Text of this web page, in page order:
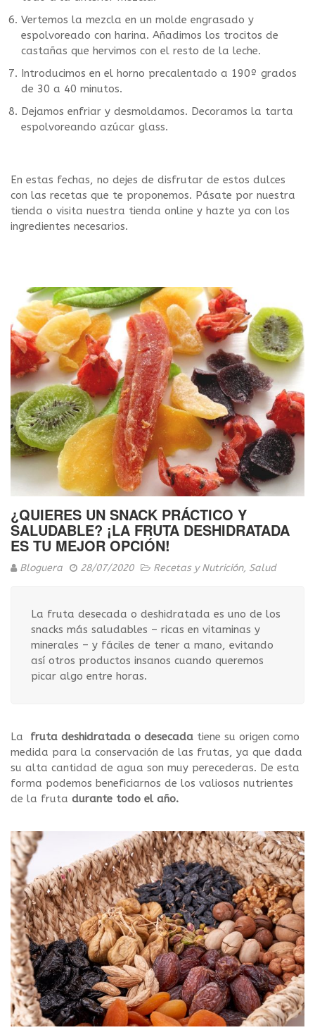
Vertemos la mezcla en un molde engrasado y
espolvoreado con harina. Añadimos los trocitos de
castañas que hervimos con el resto de la leche.
Introducimos en el horno precalentado a 190º grados
de 30 a 40 minutos.
Dejamos enfriar y desmoldamos. Decoramos la tarta
espolvoreando azúcar glass.
En estas fechas, no dejes de disfrutar de estos dulces
con las recetas que te proponemos. Pásate por nuestra
tienda o visita nuestra tienda online y hazte ya con los
ingredientes necesarios.
¿QUIERES UN SNACK PRÁCTICO Y
SALUDABLE? ¡LA FRUTA DESHIDRATADA
ES TU MEJOR OPCIÓN!
Bloguera 28/07/2020 Recetas y Nutrición, Salud
La fruta desecada o deshidratada es uno de los
snacks más saludables – ricas en vitaminas y
minerales – y fáciles de tener a mano, evitando
así otros productos insanos cuando queremos
picar algo entre horas.
La fruta deshidratada o desecada tiene su origen como
medida para la conservación de las frutas, ya que dada
su alta cantidad de agua son muy perecederas. De esta
forma podemos beneficiarnos de los valiosos nutrientes
de la fruta durante todo el año.